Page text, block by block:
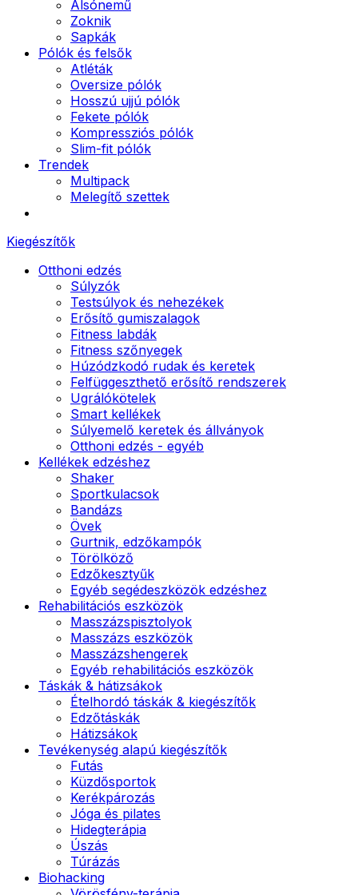
Alsónemű
Zoknik
Sapkák
Pólók és felsők
Atléták
Oversize pólók
Hosszú ujjú pólók
Fekete pólók
Kompressziós pólók
Slim-fit pólók
Trendek
Multipack
Melegítő szettek
Kiegészítők
Otthoni edzés
Súlyzók
Testsúlyok és nehezékek
Erősítő gumiszalagok
Fitness labdák
Fitness szőnyegek
Húzódzkodó rudak és keretek
Felfüggeszthető erősítő rendszerek
Ugrálókötelek
Smart kellékek
Súlyemelő keretek és állványok
Otthoni edzés - egyéb
Kellékek edzéshez
Shaker
Sportkulacsok
Bandázs
Övek
Gurtnik, edzőkampók
Törölköző
Edzőkesztyűk
Egyéb segédeszközök edzéshez
Rehabilitációs eszközök
Masszázspisztolyok
Masszázs eszközök
Masszázshengerek
Egyéb rehabilitációs eszközök
Táskák & hátizsákok
Ételhordó táskák & kiegészítők
Edzőtáskák
Hátizsákok
Tevékenység alapú kiegészítők
Futás
Küzdősportok
Kerékpározás
Jóga és pilates
Hidegterápia
Úszás
Túrázás
Biohacking